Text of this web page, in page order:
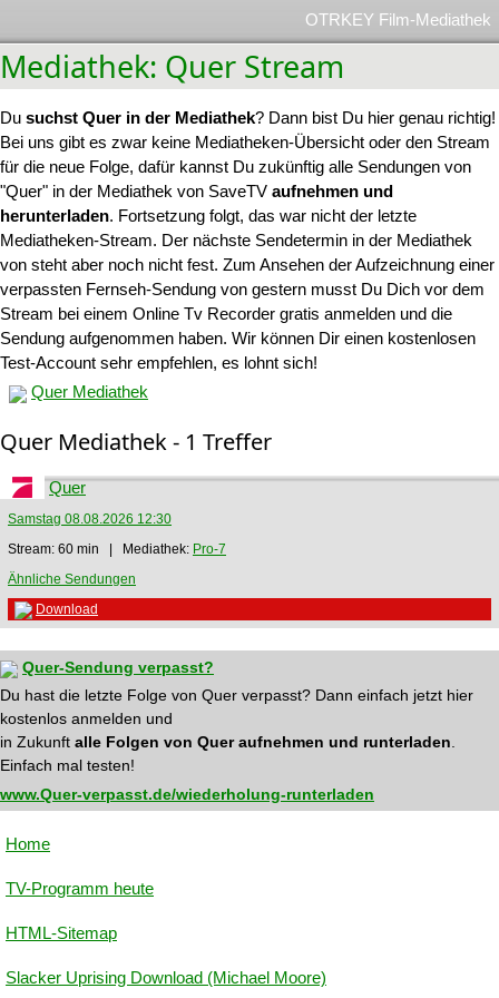
OTRKEY Film-Mediathek
Mediathek: Quer Stream
Du suchst Quer in der Mediathek? Dann bist Du hier genau richtig!
Bei uns gibt es zwar keine Mediatheken-Übersicht oder den Stream
für die neue Folge, dafür kannst Du zukünftig alle Sendungen von
"Quer" in der Mediathek von SaveTV aufnehmen und
herunterladen. Fortsetzung folgt, das war nicht der letzte
Mediatheken-Stream. Der nächste Sendetermin in der Mediathek
von steht aber noch nicht fest. Zum Ansehen der Aufzeichnung einer
verpassten Fernseh-Sendung von gestern musst Du Dich vor dem
Stream bei einem Online Tv Recorder gratis anmelden und die
Sendung aufgenommen haben. Wir können Dir einen kostenlosen
Test-Account sehr empfehlen, es lohnt sich!
Quer Mediathek
Quer Mediathek - 1 Treffer
Quer
Samstag 08.08.2026 12:30
Stream: 60 min | Mediathek: Pro-7
Ähnliche Sendungen
Download
Quer-Sendung verpasst?
Du hast die letzte Folge von Quer verpasst? Dann einfach jetzt hier
kostenlos anmelden und
in Zukunft alle Folgen von Quer aufnehmen und runterladen
Einfach mal testen!
www.Quer-verpasst.de/wiederholung-runterladen
Home
TV-Programm heute
HTML-Sitemap
Slacker Uprising Download (Michael Moore)